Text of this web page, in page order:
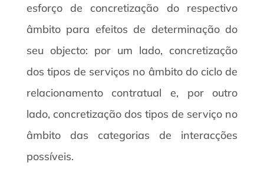
esforço de concretização do respectivo
âmbito para efeitos de determinação do
seu objecto: por um lado, concretização
dos tipos de serviços no âmbito do ciclo de
relacionamento contratual e, por outro
lado, concretização dos tipos de serviço no
âmbito das categorias de interacções
possíveis.